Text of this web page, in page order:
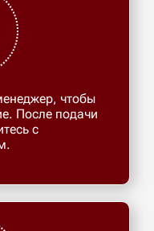
чтобы
После подачи
с